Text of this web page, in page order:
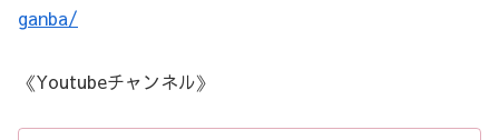
ganba/
《Youtubeチャンネル》